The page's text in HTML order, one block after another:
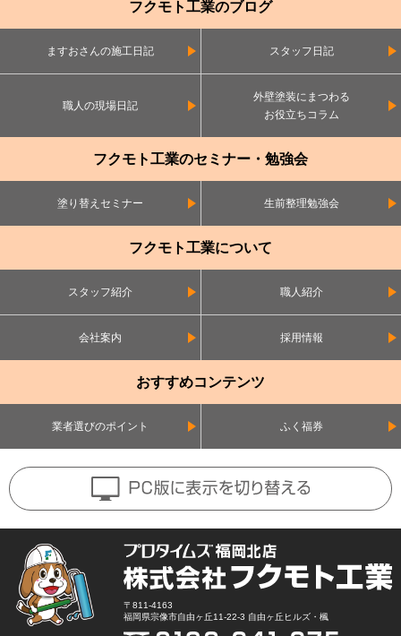
フクモト工業のブログ
ますおさんの施工日記 スタッフ日記
職人の現場日記
外壁塗装にまつわる
お役立ちコラム
フクモト工業のセミナー・勉強会
塗り替えセミナー 生前整理勉強会
フクモト工業について
スタッフ紹介 職人紹介
会社案内 採用情報
おすすめコンテンツ
業者選びのポイント ふく福券
〒811-4163
福岡県宗像市自由ヶ丘11-22-3 自由ヶ丘ヒルズ・楓